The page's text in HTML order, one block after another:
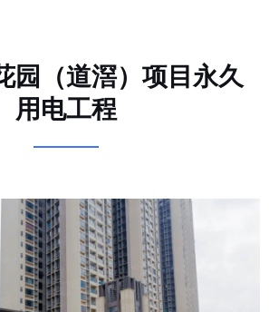
园（道滘）项目永久
用电工程